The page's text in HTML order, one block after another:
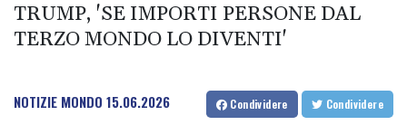
Covid: Conte, da Meloni ancora nessuna risposta...
L'esperto, 'contro il caldo nelle città tetti verdi e meno asfalto'
TRUMP, 'SE IMPORTI PERSONE DAL
TERZO MONDO LO DIVENTI'
NOTIZIE MONDO 15.06.2026 Condividere Condividere